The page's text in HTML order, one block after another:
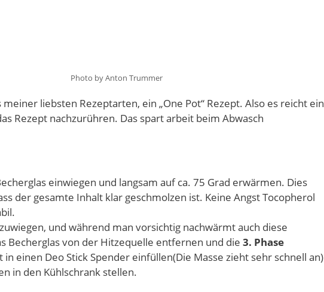
Photo by Anton Trummer
liebsten Rezeptarten, ein „One Pot“ Rezept. Also es reicht ein
Rezept nachzurühren. Das spart arbeit beim Abwasch
einwiegen und langsam auf ca. 75 Grad erwärmen. Dies
der gesamte Inhalt klar geschmolzen ist. Keine Angst Tocopherol
und während man vorsichtig nachwärmt auch diese
Becherglas von der Hitzequelle entfernen und die 3. Phase
einen Deo Stick Spender einfüllen(Die Masse zieht sehr schnell an)
in den Kühlschrank stellen.